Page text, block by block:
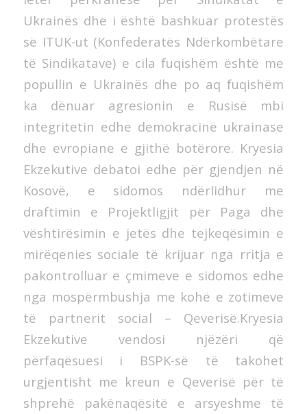
Ukrainës dhe i është bashkuar protestës
së ITUK-ut (Konfederatës Ndërkombëtare
të Sindikatave) e cila fuqishëm është me
popullin e Ukrainës dhe po aq fuqishëm
ka dënuar agresionin e Rusisë mbi
integritetin edhe demokracinë ukrainase
dhe evropiane e gjithë botërore. Kryesia
Ekzekutive debatoi edhe për gjendjen në
Kosovë, e sidomos ndërlidhur me
draftimin e Projektligjit për Paga dhe
vështirësimin e jetës dhe tejkeqësimin e
mirëqenies sociale të krijuar nga rritja e
pakontrolluar e çmimeve e sidomos edhe
nga mospërmbushja me kohë e zotimeve
të partnerit social – Qeverisë.Kryesia
Ekzekutive vendosi njëzëri që
përfaqësuesi i BSPK-së të takohet
urgjentisht me kreun e Qeverisë për të
shprehë pakënaqësitë e arsyeshme të